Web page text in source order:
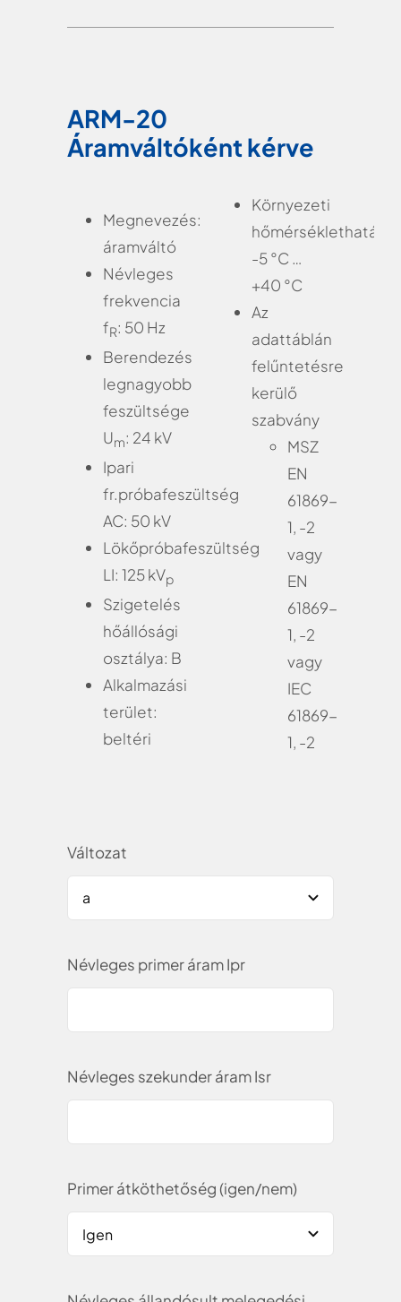
ARM-20
Áramváltóként kérve
Megnevezés:
áramváltó
Névleges
frekvencia
fR: 50 Hz
Berendezés
legnagyobb
feszültsége
Um: 24 kV
Ipari
fr.próbafeszültség
AC: 50 kV
Lökőpróbafeszültség
LI: 125 kVp
Szigetelés
hőállósági
osztálya: B
Alkalmazási
terület:
beltéri
Környezeti
-5 °C …
+40 °C
Az
adattáblán
felűntetésre
kerülő
szabvány
MSZ
EN
61869-
1, -2
vagy
EN
61869-
1, -2
vagy
IEC
61869-
1, -2
Változat
Névleges primer áram Ipr
Névleges szekunder áram Isr
Primer átköthetőség (igen/nem)